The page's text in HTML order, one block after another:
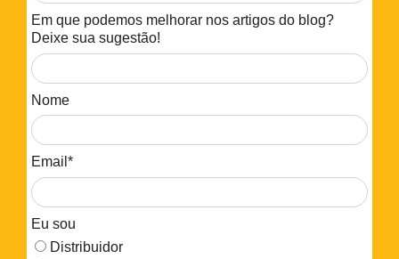
Em que podemos melhorar nos artigos do blog?
Deixe sua sugestão!
Nome
Email*
Eu sou
Distribuidor